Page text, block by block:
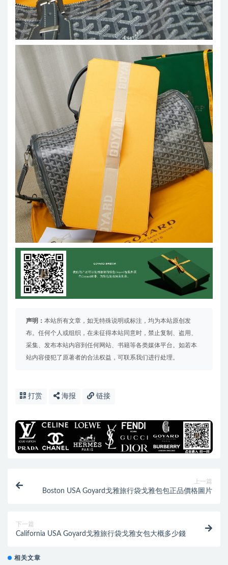
声明： 本站所有文章，如无特殊说明或标注，均为本站原创发
布。任何个人或组织，在未征得本站同意时，禁止复制、盗用、
采集、发布本站内容到任何网站、书籍等各类媒体平台。如若本
站内容侵犯了原著者的合法权益，可联系我们进行处理。
打赏 海报 链接
上一篇
Boston USA Goyard戈雅旅行袋戈雅包包正品價格圖片
下一篇
California USA Goyard戈雅旅行袋戈雅女包大概多少錢
相关文章